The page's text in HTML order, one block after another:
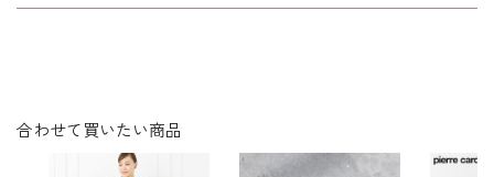
イヤリング /
ブローチ/
5653212-00
合わせて買いたい商品